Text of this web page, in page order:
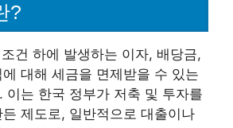
?
건 하에 발생하는 이자, 배당금,
대해 세금을 면제받을 수 있는
이는 한국 정부가 저축 및 투자를
제도로, 일반적으로 대출이나